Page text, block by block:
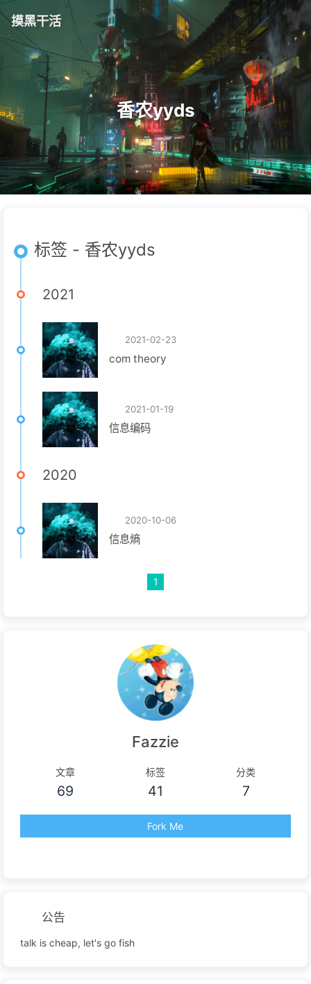
摸黑干活
香农yyds
标签 - 香农yyds
2021
2021-02-23
com theory
2021-01-19
信息编码
2020
2020-10-06
信息熵
1
Fazzie
文章
69
标签
41
分类
7
Fork Me
公告
talk is cheap, let's go fish